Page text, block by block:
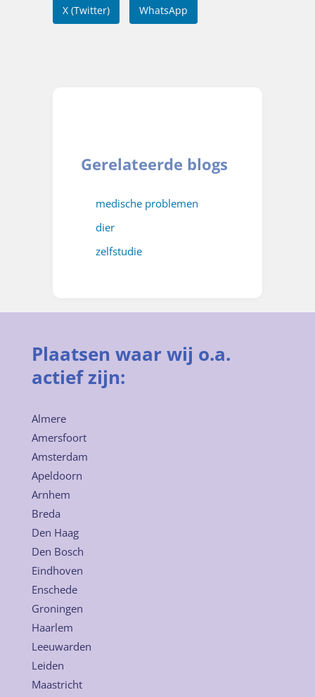
X (Twitter) WhatsApp
Gerelateerde blogs
medische problemen
dier
zelfstudie
Plaatsen waar wij o.a.
actief zijn:
Almere
Amersfoort
Amsterdam
Apeldoorn
Arnhem
Breda
Den Haag
Den Bosch
Eindhoven
Enschede
Groningen
Haarlem
Leeuwarden
Leiden
Maastricht